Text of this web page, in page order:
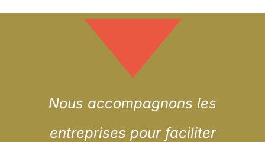
Nous accompagnons les
entreprises pour faciliter